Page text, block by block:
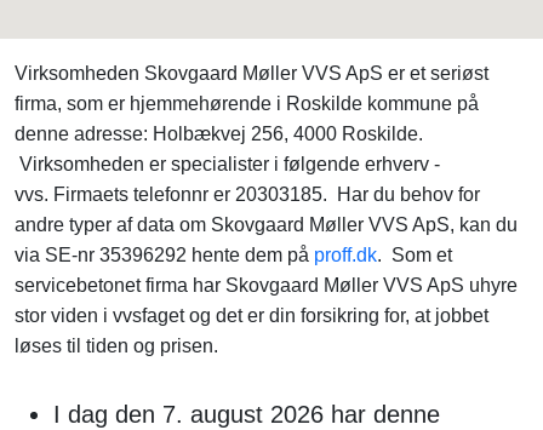
Virksomheden Skovgaard Møller VVS ApS er et seriøst
firma, som er hjemmehørende i Roskilde kommune på
denne adresse: Holbækvej 256, 4000 Roskilde.
Virksomheden er specialister i følgende erhverv -
vvs. Firmaets telefonnr er 20303185. Har du behov for
andre typer af data om Skovgaard Møller VVS ApS, kan du
via SE-nr 35396292 hente dem på proff.dk. Som et
servicebetonet firma har Skovgaard Møller VVS ApS uhyre
stor viden i vvsfaget og det er din forsikring for, at jobbet
løses til tiden og prisen.
I dag den 7. august 2026 har denne